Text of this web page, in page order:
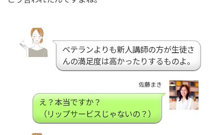
ベテランよりも新人講師の方が生徒さ
んの満足度は高かったりするものよ。
佐藤まき
え？本当ですか？
（リップサービスじゃないの？）